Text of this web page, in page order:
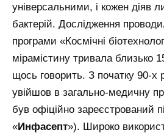
універсальними, і кожен діяв
бактерій. Дослідження
програми «Космічні
мірамістину тривала близько
щось говорить. З початку 90-х
увійшов в загально-медичну
був офіційно зареєстрований
«Инфасепт»). Широко